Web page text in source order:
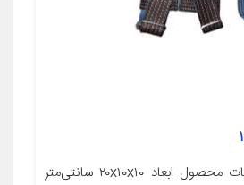
معرفی محصول جزئیات محصول ابعاد ۲۰x۱۰x۱۰ سانتی‌متر